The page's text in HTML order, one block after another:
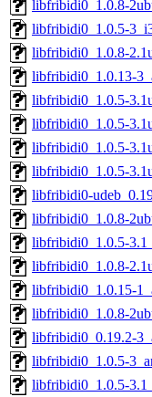
libfribidi0_1.0.8-
libfribidi0_1.0.5-
libfribidi0_1.0.8-
libfribidi0_1.0.13-
libfribidi0_1.0.5-
libfribidi0_1.0.5-
libfribidi0_1.0.5-
libfribidi0_1.0.5-
libfribidi0-
libfribidi0_1.0.8-
libfribidi0_1.0.5-
libfribidi0_1.0.8-
libfribidi0_1.0.15-
libfribidi0_1.0.8-
libfribidi0_0.19.2-
libfribidi0_1.0.5-
libfribidi0_1.0.5-